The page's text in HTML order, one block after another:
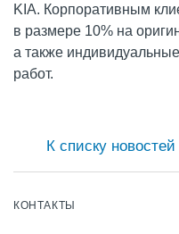
КОНТАКТЫ
KIA. Корпоративным
в размере 10% на
а также
работ.
К списку новостей